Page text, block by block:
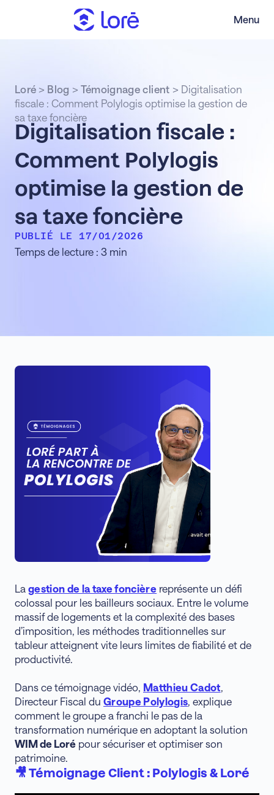
Menu
Digitalisation fiscale :
Comment Polylogis
optimise la gestion de
sa taxe foncière
PUBLIÉ LE 17/01/2026
Temps de lecture : 3 min
Loré > Blog > Témoignage client > Digitalisation
fiscale : Comment Polylogis optimise la gestion de
sa taxe foncière
La gestion de la taxe foncière représente un défi
colossal pour les bailleurs sociaux. Entre le volume
massif de logements et la complexité des bases
d’imposition, les méthodes traditionnelles sur
tableur atteignent vite leurs limites de fiabilité et de
productivité.
Dans ce témoignage vidéo, Matthieu Cadot,
Directeur Fiscal du Groupe Polylogis, explique
comment le groupe a franchi le pas de la
transformation numérique en adoptant la solution
WIM de Loré pour sécuriser et optimiser son
patrimoine.
🎥 Témoignage Client : Polylogis & Loré